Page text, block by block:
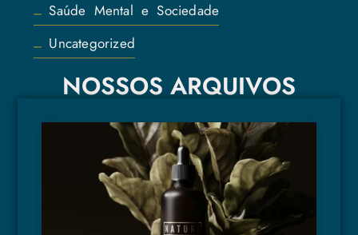
Saúde Mental e Sociedade
Uncategorized
NOSSOS ARQUIVOS